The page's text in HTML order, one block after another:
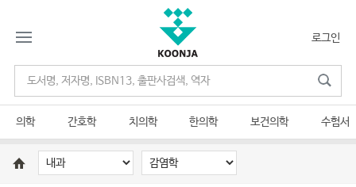
로그인
의학 간호학 치의학 한의학 보건의학 수험서